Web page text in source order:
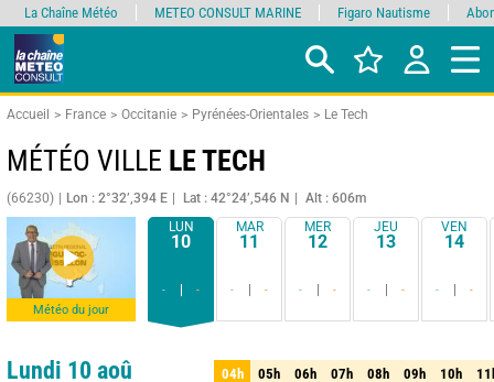
Accueil France Occitanie Pyrénées-Orientales Le Tech
MÉTÉO VILLE LE TECH
(66230) Lon : 2°32’,394 E Lat : 42°24’,546 N Alt : 606m
Météo du jour
LUN
10
- -
MAR
11
- -
MER
12
- -
JEU
13
- -
VEN
14
- -
Comparateur détaillé synthétique
Lundi 10 aoû 04h 05h 06h 07h 08h 09h 10h
04h 05h 06h 07h 08h 09h 10h
La Chaîne Météo METEO CONSULT MARINE Figaro Nautisme